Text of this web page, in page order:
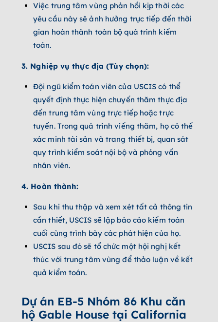
Việc trung tâm vùng phản hồi kịp thời các
yêu cầu này sẽ ảnh hưởng trực tiếp đến thời
gian hoàn thành toàn bộ quá trình kiểm
toán.
3. Nghiệp vụ thực địa (Tùy chọn):
Đội ngũ kiểm toán viên của USCIS có thể
quyết định thực hiện chuyến thăm thực địa
đến trung tâm vùng trực tiếp hoặc trực
tuyến. Trong quá trình viếng thăm, họ có thể
xác minh tài sản và trang thiết bị, quan sát
quy trình kiểm soát nội bộ và phỏng vấn
nhân viên.
4. Hoàn thành:
Sau khi thu thập và xem xét tất cả thông tin
cần thiết, USCIS sẽ lập báo cáo kiểm toán
cuối cùng trình bày các phát hiện của họ.
USCIS sau đó sẽ tổ chức một hội nghị kết
thúc với trung tâm vùng để thảo luận về kết
quả kiểm toán.
Dự án EB-5 Nhóm 86 Khu căn
hộ Gable House tại California